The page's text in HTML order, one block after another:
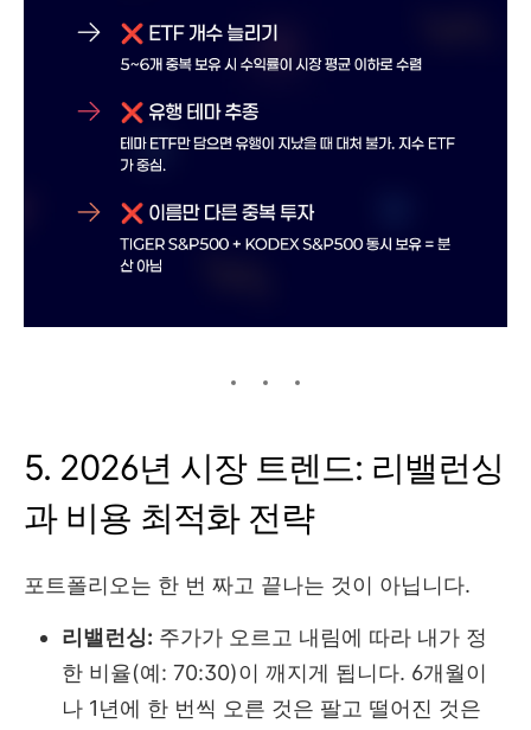
5. 2026년 시장 트렌드: 리밸런싱
과 비용 최적화 전략
포트폴리오는 한 번 짜고 끝나는 것이 아닙니다.
리밸런싱: 주가가 오르고 내림에 따라 내가 정
한 비율(예: 70:30)이 깨지게 됩니다. 6개월이
나 1년에 한 번씩 오른 것은 팔고 떨어진 것은